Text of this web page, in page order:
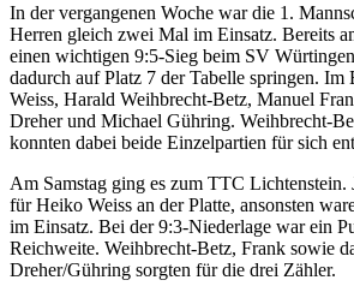
In der vergangenen Woche war die 1.
Herren gleich zwei Mal im Einsatz. Bereits
einen wichtigen 9:5-Sieg beim SV
dadurch auf Platz 7 der Tabelle springen. Im
Weiss, Harald Weihbrecht-Betz, Manuel
Dreher und Michael Gühring. Weihbrecht-
konnten dabei beide Einzelpartien für sich
Am Samstag ging es zum TTC Lichtenstein.
für Heiko Weiss an der Platte, ansonsten
im Einsatz. Bei der 9:3-Niederlage war ein
Reichweite. Weihbrecht-Betz, Frank sowie
Dreher/Gühring sorgten für die drei Zähler.